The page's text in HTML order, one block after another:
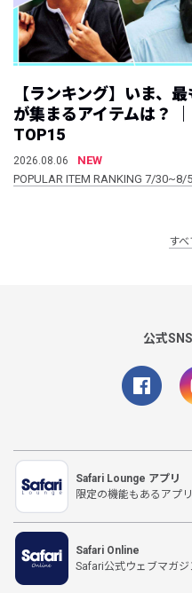
【ランキング】いま、
が集まるアイテムは？ ｜
TOP15
2026.08.06
NEW
POPULAR ITEM RANKING 7/30~8/5
すべ
公式
Safari Lounge アプリ
限定の機能もあるアプ
Safari Online
Safari公式ウェブマガジ